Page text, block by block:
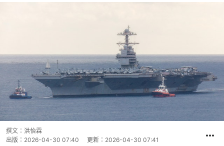
撰文： 洪怡霖
出版： 2026-04-30 07:40 更新： 2026-04-30 07:41